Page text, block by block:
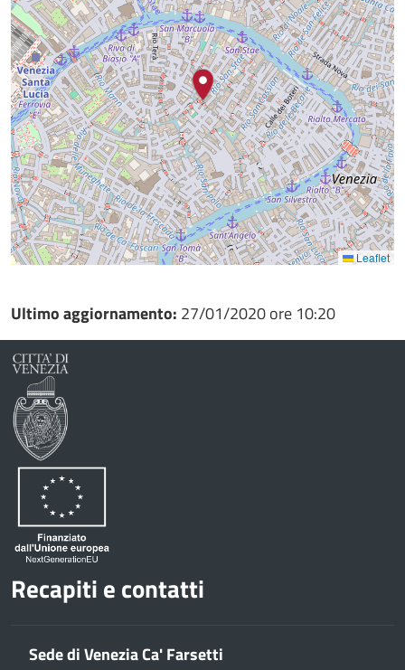
Leaflet
Ultimo aggiornamento: 27/01/2020 ore 10:20
Recapiti e contatti
Sede di Venezia Ca' Farsetti